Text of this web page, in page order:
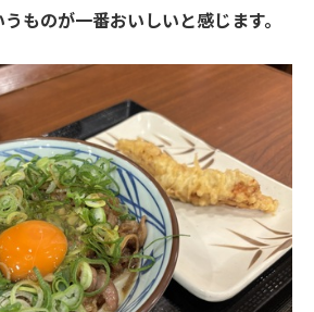
ものが一番おいしいと感じます。